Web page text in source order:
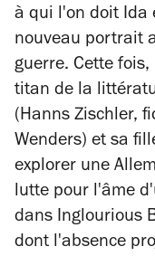
à qui l'on doit Ida
nouveau portrait
guerre. Cette
titan de la
(Hanns Zischler,
Wenders) et sa
explorer une
lutte pour l'âme
dans Inglourious
dont l'absence